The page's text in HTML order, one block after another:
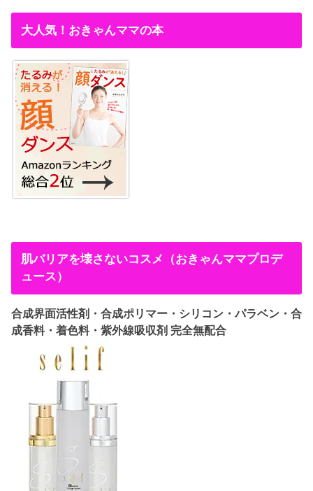
大人気！おきゃんママの本
肌バリアを壊さないコスメ（おきゃんママプロデ
ュース）
合成界面活性剤・合成ポリマー・シリコン・パラベン・合
成香料・着色料・紫外線吸収剤 完全無配合